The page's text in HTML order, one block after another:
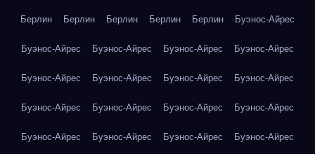
Берлин Берлин Берлин Берлин Берлин Буэнос-Айрес
Буэнос-Айрес Буэнос-Айрес Буэнос-Айрес Буэнос-Айрес
Буэнос-Айрес Буэнос-Айрес Буэнос-Айрес Буэнос-Айрес
Буэнос-Айрес Буэнос-Айрес Буэнос-Айрес Буэнос-Айрес
Буэнос-Айрес Буэнос-Айрес Буэнос-Айрес Буэнос-Айрес